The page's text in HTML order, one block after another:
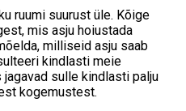
ruumi suurust üle. Kõige
mis asju hoiustada
milliseid asju saab
kindlasti meie
sulle kindlasti palju
kogemustest.